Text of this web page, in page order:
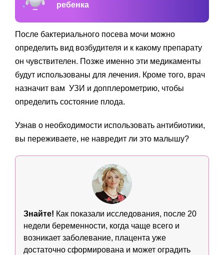
ребенка
После бактериального посева мочи можно
определить вид возбудителя и к какому препарату
он чувствителен. Позже именно эти медикаменты
будут использованы для лечения. Кроме того, врач
назначит вам УЗИ и допплерометрию, чтобы
определить состояние плода.
Узнав о необходимости использовать антибиотики,
вы переживаете, не навредит ли это малышу?
Знайте! Как показали исследования, после 20
недели беременности, когда чаще всего и
возникает заболевание, плацента уже
достаточно сформирована и может оградить